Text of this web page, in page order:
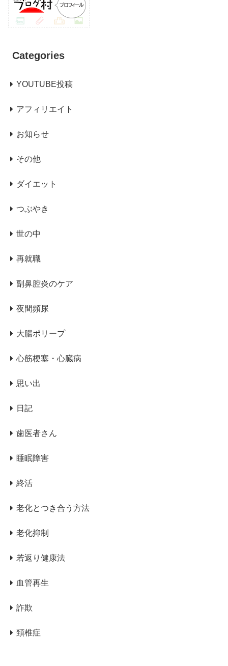
Categories
YOUTUBE投稿
アフィリエイト
お知らせ
その他
ダイエット
つぶやき
世の中
再就職
副鼻腔炎のケア
夜間頻尿
大腸ポリープ
心筋梗塞・心臓病
思い出
日記
歯医者さん
睡眠障害
終活
老化とつき合う方法
老化抑制
若返り健康法
血管再生
詐欺
頚椎症